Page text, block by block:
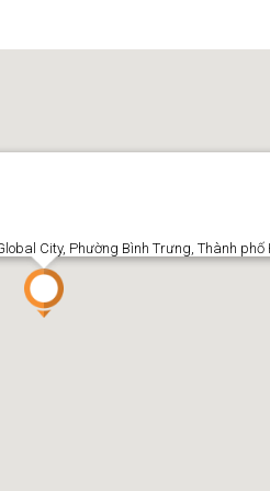
City, Phường Bình Trưng, Thành phố